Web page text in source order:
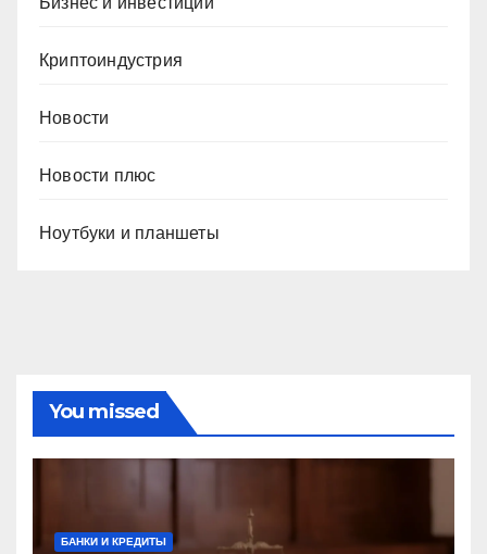
Криптоиндустрия
Новости
Новости плюс
Ноутбуки и планшеты
You missed
БАНКИ И КРЕДИТЫ